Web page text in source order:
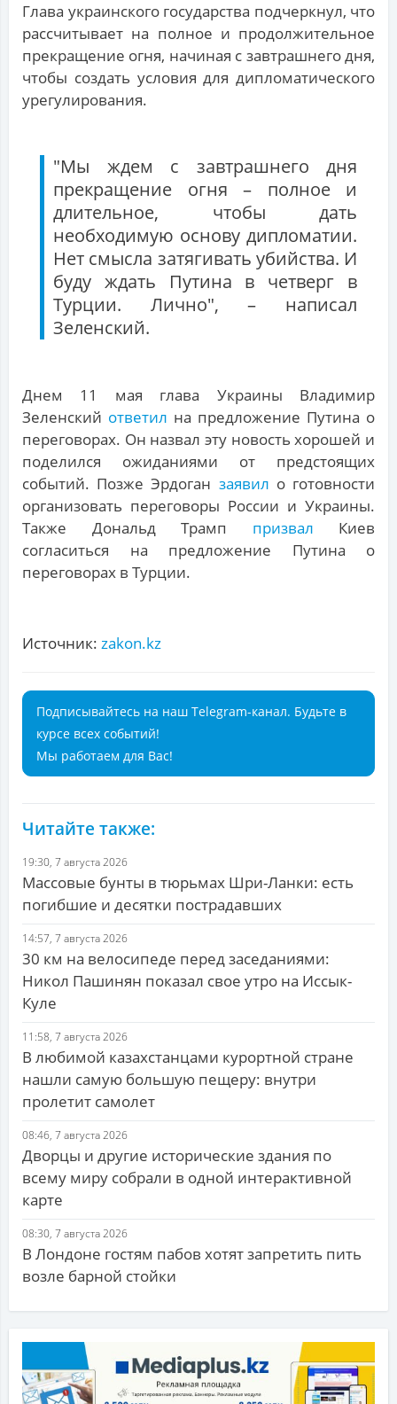
Глава украинского государства подчеркнул, что
рассчитывает на полное и продолжительное
прекращение огня, начиная с завтрашнего дня,
чтобы создать условия для дипломатического
урегулирования.
"Мы ждем с завтрашнего дня
прекращение огня – полное и
длительное, чтобы дать
необходимую основу дипломатии.
Нет смысла затягивать убийства. И
буду ждать Путина в четверг в
Турции. Лично", – написал
Зеленский.
Днем 11 мая глава Украины Владимир
Зеленский ответил на предложение Путина о
переговорах. Он назвал эту новость хорошей и
поделился ожиданиями от предстоящих
событий. Позже Эрдоган заявил о готовности
организовать переговоры России и Украины.
Также Дональд Трамп призвал Киев
согласиться на предложение Путина о
переговорах в Турции.
Источник: zakon.kz
Подписывайтесь на наш Telegram-канал. Будьте в
курсе всех событий!
Мы работаем для Вас!
Читайте также:
19:30, 7 августа 2026
Массовые бунты в тюрьмах Шри-Ланки: есть
погибшие и десятки пострадавших
14:57, 7 августа 2026
30 км на велосипеде перед заседаниями:
Никол Пашинян показал свое утро на Иссык-
Куле
11:58, 7 августа 2026
В любимой казахстанцами курортной стране
нашли самую большую пещеру: внутри
пролетит самолет
08:46, 7 августа 2026
Дворцы и другие исторические здания по
всему миру собрали в одной интерактивной
карте
08:30, 7 августа 2026
В Лондоне гостям пабов хотят запретить пить
возле барной стойки